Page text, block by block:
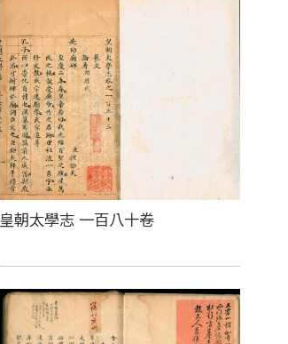
皇朝太學志 一百八十卷